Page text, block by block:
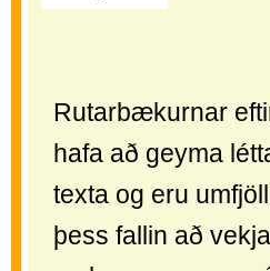
Rutarbækurnar
hafa að geyma
texta og eru
þess fallin að